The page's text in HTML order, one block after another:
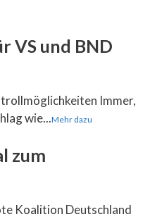
VS und BND
Immer,
wie...Mehr dazu
zum
Koalition Deutschland